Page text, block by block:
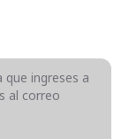
ingreses a
al correo